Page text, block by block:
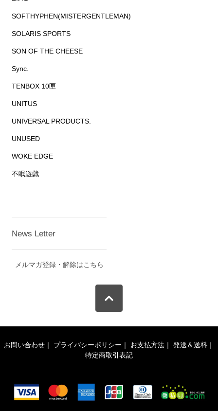
SOFTHYPHEN(MISTERGENTLEMAN)
SOLARIS SPORTS
SON OF THE CHEESE
Sync.
TENBOX 10匣
UNITUS
UNIVERSAL PRODUCTS.
UNUSED
WOKE EDGE
不眠遊戯
News Letter
メルマガ登録・解除はこちら
お問い合わせ ｜ プライバシーポリシー ｜ お支払方法 ｜ 発送＆送料 ｜
特定商取引表記